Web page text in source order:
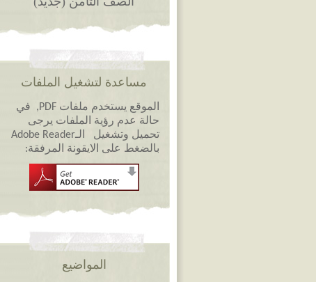
مساعدة لتشغيل الملفات
الموقع يستخدم ملفات PDF, في
حالة عدم رؤية الملفات يرجى
تحميل وتشغيل الـAdobe Reader
بالضغط على الايقونة المرفقة:
المواضيع